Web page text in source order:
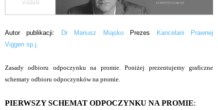
Autor publikacji: Dr Mariusz MiąskoPrezes
Kancelarii Prawnej
Viggen sp.j.
Zasady odbioru odpoczynku na promie. Poniżej prezentujemy graficzne
schematy odbioru odpoczynków na promie.
PIERWSZY SCHEMAT ODPOCZYNKU NA PROMIE: